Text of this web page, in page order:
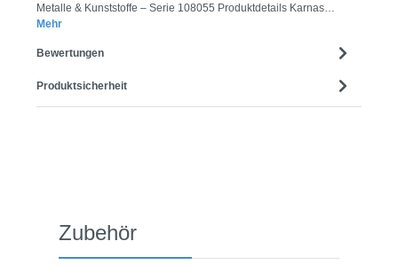
Metalle & Kunststoffe – Serie 108055 Produktdetails Karnas…
Mehr
Bewertungen
Produktsicherheit
Produktgalerie überspringen
Zubehör